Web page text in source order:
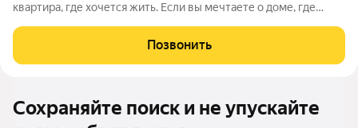
квартира, где хочется жить. Если вы мечтаете о доме, где
уюта, то вы нашли именно то, что искали. На девятом этаже 9-
этажного
Позвонить
Сохраняйте поиск и не упускайте